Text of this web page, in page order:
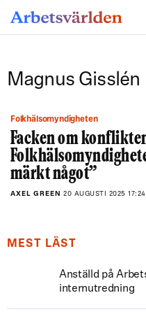
Magnus Gisslén
Folkhälsomyndigheten
Facken om
märkt något”
AXEL GREEN 20 AUGUSTI 2025 17:24
MEST LÄST
Anställd på
internutredning